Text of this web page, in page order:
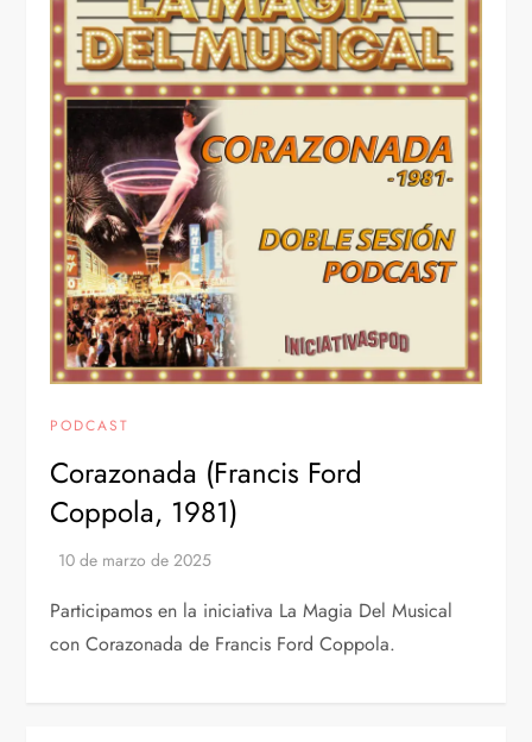
PODCAST
Corazonada (Francis Ford
Coppola, 1981)
Participamos en la iniciativa La Magia Del Musical
con Corazonada de Francis Ford Coppola.